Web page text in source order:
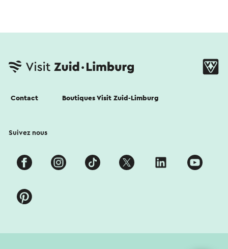
Contact Boutiques Visit Zuid-Limburg
Suivez nous